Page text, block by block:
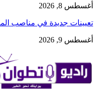
أغسطس 8, 2026
تعيينات جديدة في مناصب
أغسطس 9, 2026